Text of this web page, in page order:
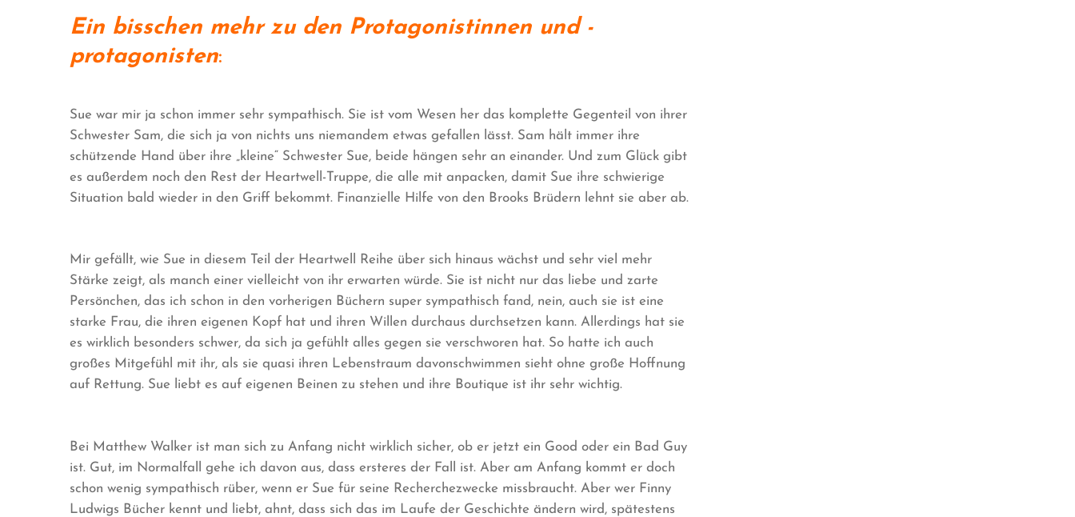
Ein bisschen mehr zu den Protagonistinnen und -
protagonisten:
Sue war mir ja schon immer sehr sympathisch. Sie ist vom Wesen her das komplette Gegenteil von ihrer
Schwester Sam, die sich ja von nichts uns niemandem etwas gefallen lässt. Sam hält immer ihre
schützende Hand über ihre „kleine“ Schwester Sue, beide hängen sehr an einander. Und zum Glück gibt
es außerdem noch den Rest der Heartwell-Truppe, die alle mit anpacken, damit Sue ihre schwierige
Situation bald wieder in den Griff bekommt. Finanzielle Hilfe von den Brooks Brüdern lehnt sie aber ab.
Mir gefällt, wie Sue in diesem Teil der Heartwell Reihe über sich hinaus wächst und sehr viel mehr
Stärke zeigt, als manch einer vielleicht von ihr erwarten würde. Sie ist nicht nur das liebe und zarte
Persönchen, das ich schon in den vorherigen Büchern super sympathisch fand, nein, auch sie ist eine
starke Frau, die ihren eigenen Kopf hat und ihren Willen durchaus durchsetzen kann. Allerdings hat sie
es wirklich besonders schwer, da sich ja gefühlt alles gegen sie verschworen hat. So hatte ich auch
großes Mitgefühl mit ihr, als sie quasi ihren Lebenstraum davonschwimmen sieht ohne große Hoffnung
auf Rettung. Sue liebt es auf eigenen Beinen zu stehen und ihre Boutique ist ihr sehr wichtig.
Bei Matthew Walker ist man sich zu Anfang nicht wirklich sicher, ob er jetzt ein Good oder ein Bad Guy
ist. Gut, im Normalfall gehe ich davon aus, dass ersteres der Fall ist. Aber am Anfang kommt er doch
schon wenig sympathisch rüber, wenn er Sue für seine Recherchezwecke missbraucht. Aber wer Finny
Ludwigs Bücher kennt und liebt, ahnt, dass sich das im Laufe der Geschichte ändern wird, spätestens